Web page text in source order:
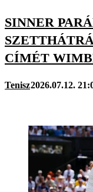
SINNER
CÍMÉT
Tenisz2026.07.12.